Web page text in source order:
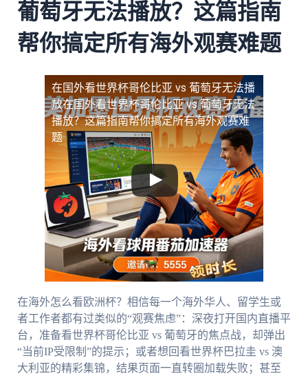
葡萄牙无法播放？这篇指南
帮你搞定所有海外观赛难题
在国外看世界杯哥伦比亚 vs 葡萄牙无法播
放在国外看世界杯哥伦比亚 vs 葡萄牙无法
播放？这篇指南帮你搞定所有海外观赛难
题
在海外怎么看欧洲杯？相信每一个海外华人、留学生或
者工作者都有过类似的“观赛焦虑”：深夜打开国内直播平
台，准备看世界杯哥伦比亚 vs 葡萄牙的焦点战，却弹出
“当前IP受限制”的提示；或者想回看世界杯巴拉圭 vs 澳
大利亚的精彩集锦，结果页面一直转圈加载失败；甚至